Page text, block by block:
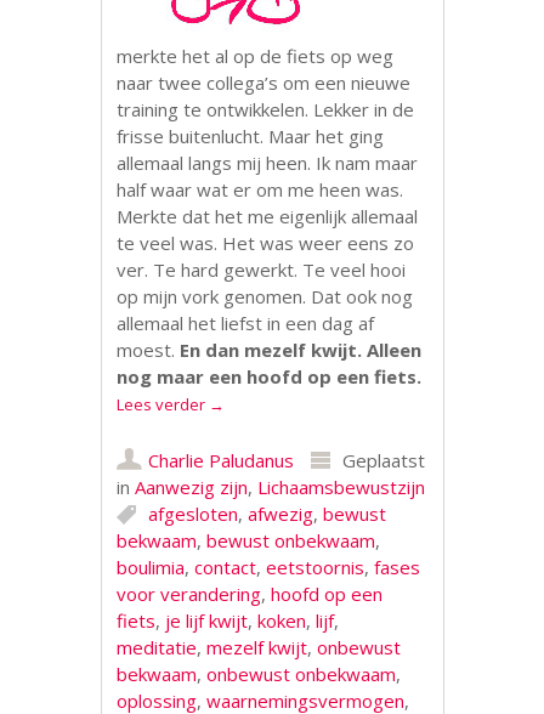
merkte het al op de fiets op weg
naar twee collega’s om een nieuwe
training te ontwikkelen. Lekker in de
frisse buitenlucht. Maar het ging
allemaal langs mij heen. Ik nam maar
half waar wat er om me heen was.
Merkte dat het me eigenlijk allemaal
te veel was. Het was weer eens zo
ver. Te hard gewerkt. Te veel hooi
op mijn vork genomen. Dat ook nog
allemaal het liefst in een dag af
moest. En dan mezelf kwijt. Alleen
nog maar een hoofd op een fiets.
Lees verder →
Charlie Paludanus
Geplaatst
inAanwezig zijn, Lichaamsbewustzijn
afgesloten,afwezig,bewust
bekwaam,bewust onbekwaam,
boulimia,contact,eetstoornis,fases
voor verandering,hoofd op een
fiets, je lijf kwijt,koken,lijf,
meditatie,mezelf kwijt,onbewust
bekwaam,onbewust onbekwaam,
oplossing,waarnemingsvermogen,